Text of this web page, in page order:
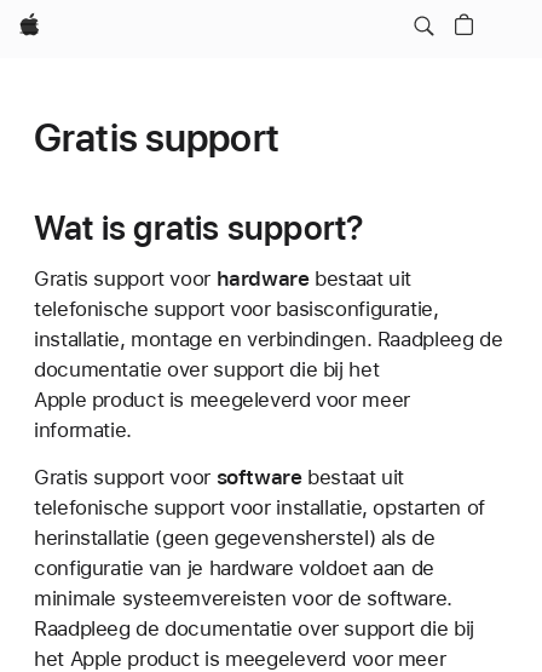
Apple
Gratis support
Wat is gratis support?
Gratis support voor hardwarebestaat uit
telefonische support voor basisconfiguratie,
installatie, montage en verbindingen. Raadpleeg de
documentatie over support die bij het
Apple product is meegeleverd voor meer
informatie.
Gratis support voor softwarebestaat uit
telefonische support voor installatie, opstarten of
herinstallatie (geen gegevensherstel) als de
configuratie van je hardware voldoet aan de
minimale systeemvereisten voor de software.
Raadpleeg de documentatie over support die bij
het Apple product is meegeleverd voor meer